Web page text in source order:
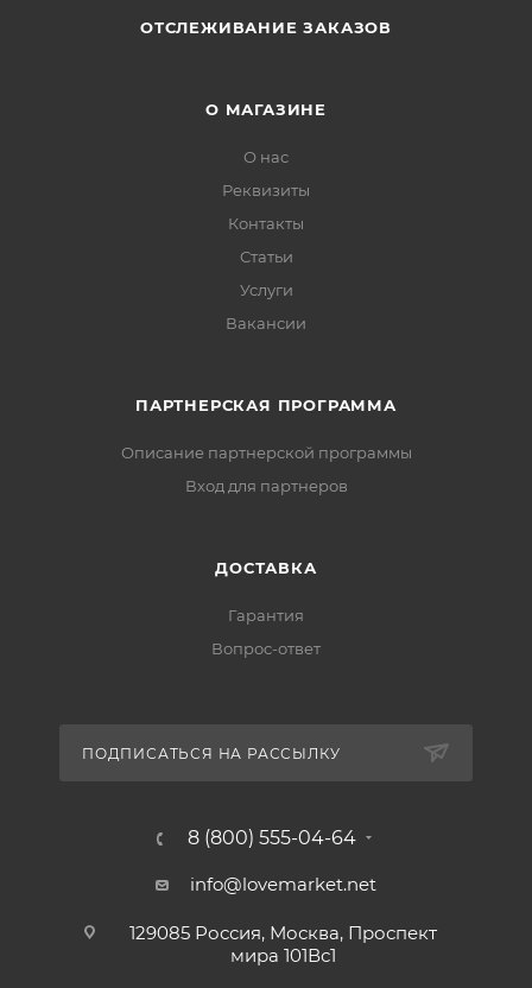
ОТСЛЕЖИВАНИЕ ЗАКАЗОВ
О МАГАЗИНЕ
О нас
Реквизиты
Контакты
Статьи
Услуги
Вакансии
ПАРТНЕРСКАЯ ПРОГРАММА
Описание партнерской программы
Вход для партнеров
ДОСТАВКА
Гарантия
Вопрос-ответ
ПОДПИСАТЬСЯ НА РАССЫЛКУ
8 (800) 555-04-64
info@lovemarket.net
129085 Россия, Москва, Проспект
мира 101Вс1